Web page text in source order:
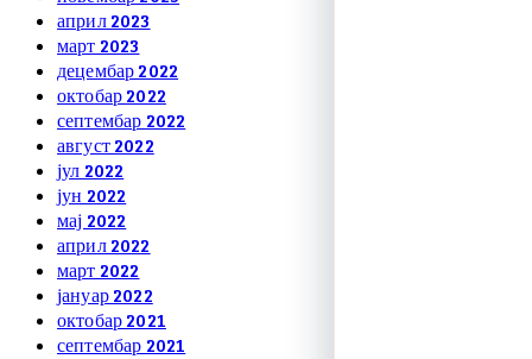
април 2023
март 2023
децембар 2022
октобар 2022
септембар 2022
август 2022
јул 2022
јун 2022
мај 2022
април 2022
март 2022
јануар 2022
октобар 2021
септембар 2021